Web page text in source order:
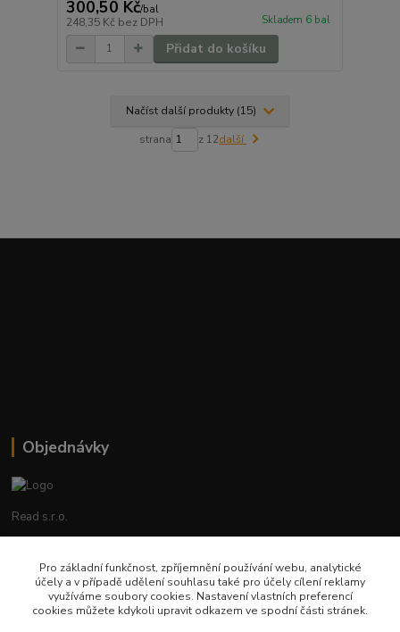
300,50 Kč/bal
248,35 Kč bez DPH Skladem 6 bal
Přidat do košíku
Načíst další produkty (15)
strana z 12další
Objednávky
Read s.r.o.
+420 602 388 763
Po - Pá 8 - 14h
Pro základní funkčnost, zpříjemnění používání webu, analytické
účely a v případě udělení souhlasu také pro účely cílení reklamy
využíváme soubory cookies. Nastavení vlastních preferencí
cookies můžete kdykoli upravit odkazem ve spodní části stránek.